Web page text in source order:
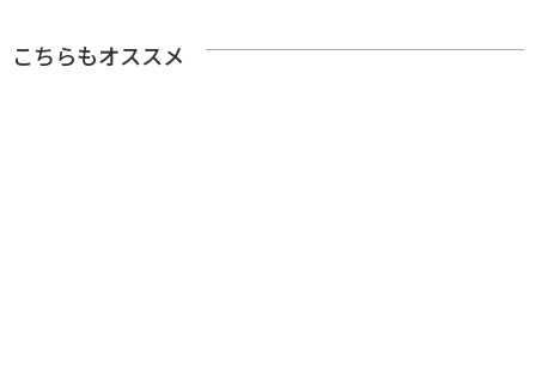
こちらもオススメ